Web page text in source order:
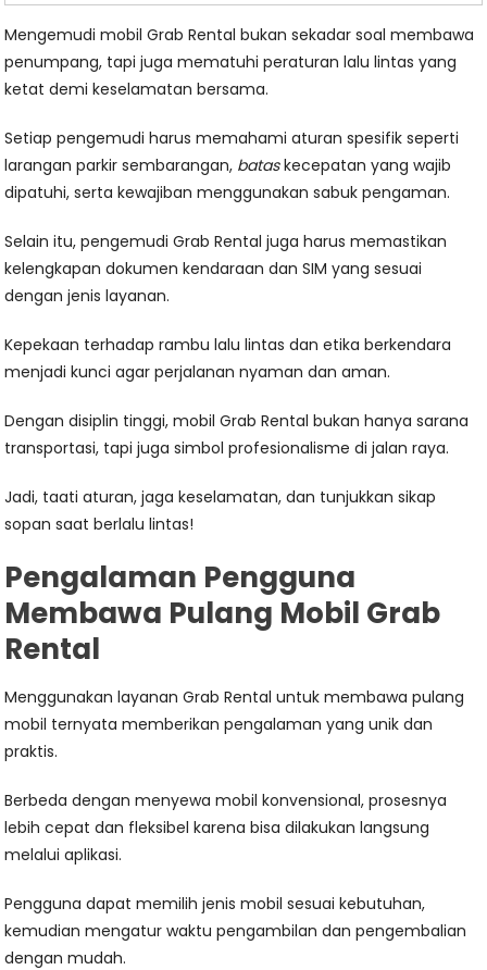
Mengemudi mobil Grab Rental bukan sekadar soal membawa
penumpang, tapi juga mematuhi peraturan lalu lintas yang
ketat demi keselamatan bersama.
Setiap pengemudi harus memahami aturan spesifik seperti
larangan parkir sembarangan, bataskecepatan yang wajib
dipatuhi, serta kewajiban menggunakan sabuk pengaman.
Selain itu, pengemudi Grab Rental juga harus memastikan
kelengkapan dokumen kendaraan dan SIM yang sesuai
dengan jenis layanan.
Kepekaan terhadap rambu lalu lintas dan etika berkendara
menjadi kunci agar perjalanan nyaman dan aman.
Dengan disiplin tinggi, mobil Grab Rental bukan hanya sarana
transportasi, tapi juga simbol profesionalisme di jalan raya.
Jadi, taati aturan, jaga keselamatan, dan tunjukkan sikap
sopan saat berlalu lintas!
Pengalaman Pengguna
Membawa Pulang Mobil Grab
Rental
Menggunakan layanan Grab Rental untuk membawa pulang
mobil ternyata memberikan pengalaman yang unik dan
praktis.
Berbeda dengan menyewa mobil konvensional, prosesnya
lebih cepat dan fleksibel karena bisa dilakukan langsung
melalui aplikasi.
Pengguna dapat memilih jenis mobil sesuai kebutuhan,
kemudian mengatur waktu pengambilan dan pengembalian
dengan mudah.